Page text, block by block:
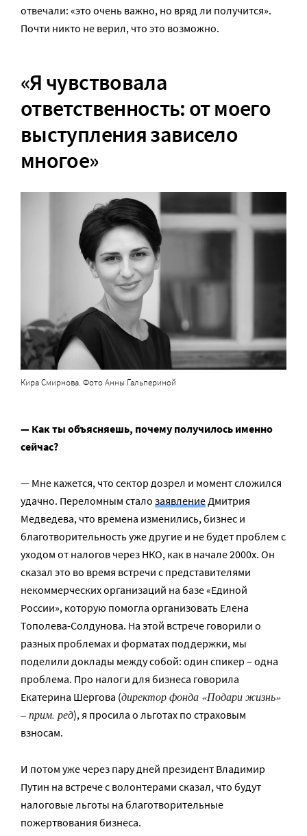
отвечали: «это очень важно, но вряд ли получится».
Почти никто не верил, что это возможно.
«Я чувствовала
ответственность: от моего
выступления зависело
многое»
Кира Смирнова. Фото Анны Гальпериной
— Как ты объясняешь, почему получилось именно
сейчас?
— Мне кажется, что сектор дозрел и момент сложился
удачно. Переломным стало заявление Дмитрия
Медведева, что времена изменились, бизнес и
благотворительность уже другие и не будет проблем с
уходом от налогов через НКО, как в начале 2000х. Он
сказал это во время встречи с представителями
некоммерческих организаций на базе «Единой
России», которую помогла организовать Елена
Тополева-Солдунова. На этой встрече говорили о
разных проблемах и форматах поддержки, мы
поделили доклады между собой: один спикер – одна
проблема. Про налоги для бизнеса говорила
Екатерина Шергова (директор фонда «Подари жизнь»
– прим. ред), я просила о льготах по страховым
взносам.
И потом уже через пару дней президент Владимир
Путин на встрече с волонтерами сказал, что будут
налоговые льготы на благотворительные
пожертвования бизнеса.